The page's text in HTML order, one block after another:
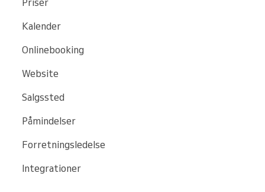
Kalender
Onlinebooking
Website
Salgssted
Påmindelser
Forretningsledelse
Integrationer